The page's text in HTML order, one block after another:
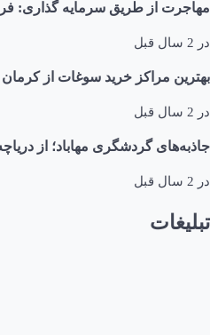
مهاجرت از طریق سرمایه گذاری:
در 2 سال قبل
بهترین مراکز خرید سوغات از کرمان
در 2 سال قبل
جاذبه‌های گردشگری مهاباد؛ از
در 2 سال قبل
تبلیغات